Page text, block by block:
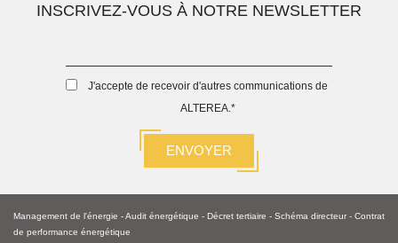
INSCRIVEZ-VOUS À NOTRE NEWSLETTER
J'accepte de recevoir d'autres communications de
ALTEREA. *
Management de l'énergie -Audit énergétique - Décret tertiaire - Schéma directeur - Contrat
de performance énergétique